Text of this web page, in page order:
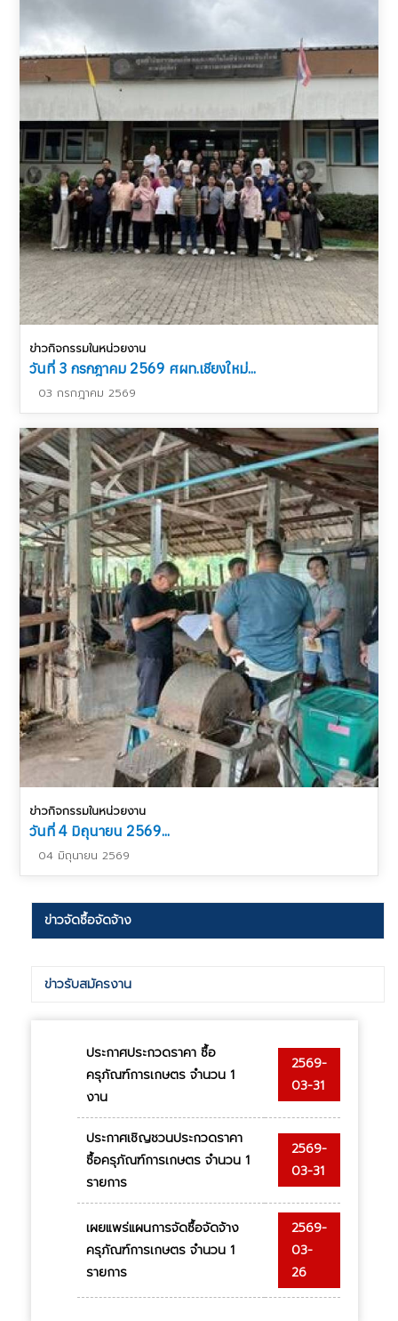
ข่าวกิจกรรมในหน่วยงาน
วันที่ 3 กรกฎาคม 2569 ศผท.เชียงใหม่...
03 กรกฎาคม 2569
ข่าวกิจกรรมในหน่วยงาน
วันที่ 4 มิถุนายน 2569...
04 มิถุนายน 2569
ข่าวจัดซื้อจัดจ้าง
ข่าวรับสมัครงาน
ประกาศประกวดราคา ซื้อ
ครุภัณฑ์การเกษตร จำนวน 1
งาน
2569-
03-31
ประกาศเชิญชวนประกวดราคา
ซื้อครุภัณฑ์การเกษตร จำนวน 1
รายการ
2569-
03-31
เผยแพร่แผนการจัดซื้อจัดจ้าง
ครุภัณฑ์การเกษตร จำนวน 1
รายการ
2569-
03-
26